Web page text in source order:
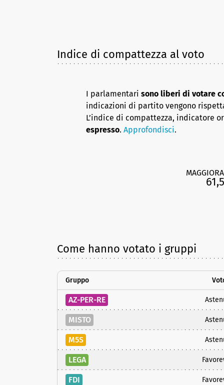
Indice di compattezza al voto
I parlamentari sono liberi di votare
indicazioni di partito vengono
L’indice di compattezza, indicatore
espresso. Approfondisci.
61,5
Come hanno votato i gruppi
Gruppo
AZ-PER-RE
MISTO
M5S
LEGA
FDI